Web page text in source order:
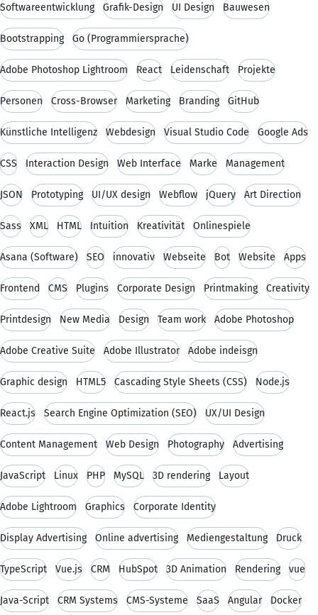
Softwareentwicklung Grafik-Design UI Design Bauwesen
Bootstrapping Go (Programmiersprache)
Adobe Photoshop Lightroom React Leidenschaft Projekte
Personen Cross-Browser Marketing Branding GitHub
Künstliche Intelligenz Webdesign Visual Studio Code Google Ads
CSS Interaction Design Web Interface Marke Management
JSON Prototyping UI/UX design Webflow jQuery Art Direction
Sass XML HTML Intuition Kreativität Onlinespiele
Asana (Software) SEO innovativ Webseite Bot Website Apps
Frontend CMS Plugins Corporate Design Printmaking Creativity
Printdesign New Media Design Team work Adobe Photoshop
Adobe Creative Suite Adobe Illustrator Adobe indeisgn
Graphic design HTML5 Cascading Style Sheets (CSS) Node.js
React.js Search Engine Optimization (SEO) UX/UI Design
Content Management Web Design Photography Advertising
JavaScript Linux PHP MySQL 3D rendering Layout
Adobe Lightroom Graphics Corporate Identity
Display Advertising Online advertising Mediengestaltung Druck
TypeScript Vue.js CRM HubSpot 3D Animation Rendering vue
Java-Script CRM Systems CMS-Systeme SaaS Angular Docker